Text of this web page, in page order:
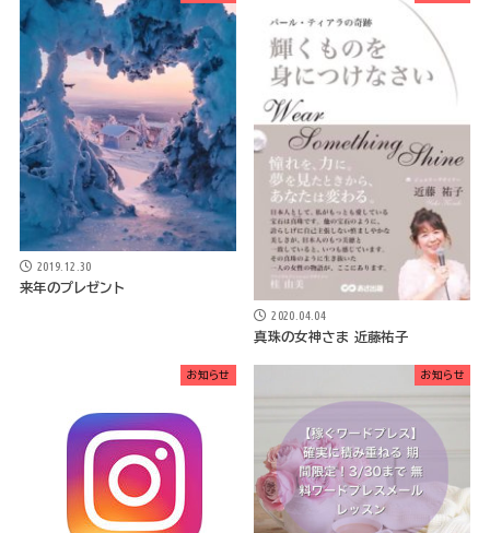
2019.12.30
来年のプレゼント
2020.04.04
真珠の女神さま 近藤祐子
お知らせ お知らせ